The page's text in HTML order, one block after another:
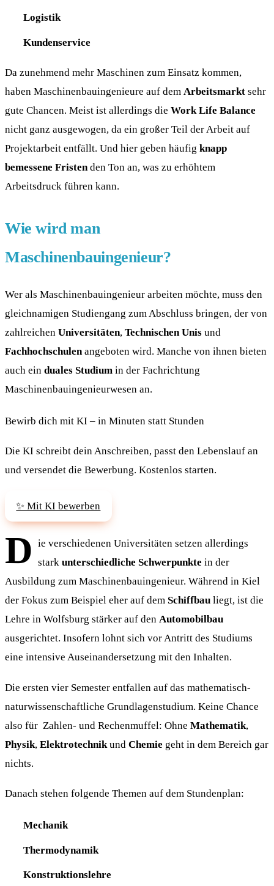
Logistik
Kundenservice
Da zunehmend mehr Maschinen zum Einsatz kommen,
haben Maschinenbauingenieure auf dem Arbeitsmarkt sehr
gute Chancen. Meist ist allerdings die Work Life Balance
nicht ganz ausgewogen, da ein großer Teil der Arbeit auf
Projektarbeit entfällt. Und hier geben häufig knapp
bemessene Fristenden Ton an, was zu erhöhtem
Arbeitsdruck führen kann.
Wie wird man
Maschinenbauingenieur?
Wer als Maschinenbauingenieur arbeiten möchte, muss den
gleichnamigen Studiengang zum Abschluss bringen, der von
zahlreichen Universitäten, Technischen Unis und
Fachhochschulenangeboten wird. Manche von ihnen bieten
auch ein duales Studium in der Fachrichtung
Maschinenbauingenieurwesen an.
Bewirb dich mit KI – in Minuten statt Stunden
Die KI schreibt dein Anschreiben, passt den Lebenslauf an
und versendet die Bewerbung. Kostenlos starten.
✨ Mit KI bewerben
D ie verschiedenen Universitäten setzen allerdings
stark unterschiedliche Schwerpunkte in der
Ausbildung zum Maschinenbauingenieur. Während in Kiel
der Fokus zum Beispiel eher auf dem Schiffbau liegt, ist die
Lehre in Wolfsburg stärker auf den Automobilbau
ausgerichtet. Insofern lohnt sich vor Antritt des Studiums
eine intensive Auseinandersetzung mit den Inhalten.
Die ersten vier Semester entfallen auf das mathematisch-
naturwissenschaftliche Grundlagenstudium. Keine Chance
also für Zahlen- und Rechenmuffel: Ohne Mathematik,
Physik, Elektrotechnik und Chemie geht in dem Bereich gar
nichts.
Danach stehen folgende Themen auf dem Stundenplan:
Mechanik
Thermodynamik
Konstruktionslehre